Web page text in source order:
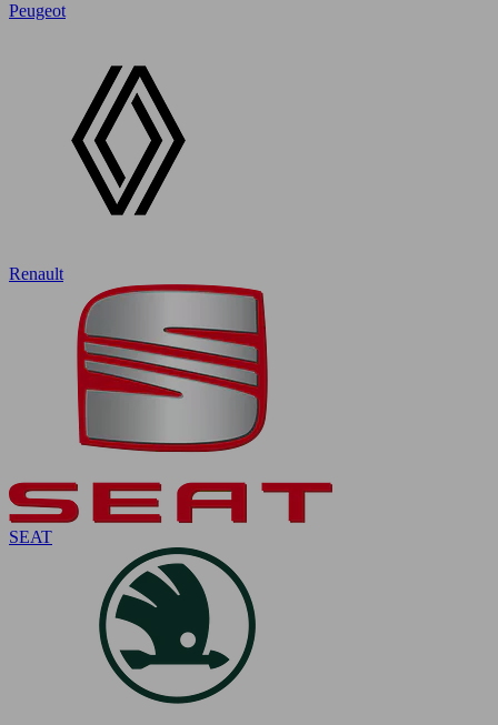
Peugeot
Renault
SEAT